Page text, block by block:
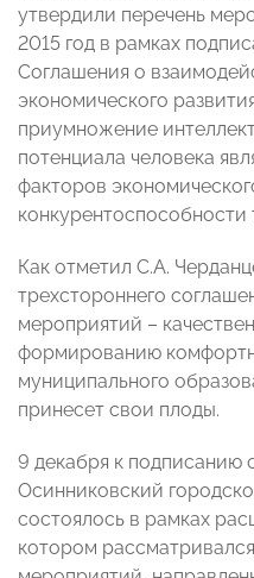
утвердили перечень
2015 год в рамках
Соглашения о
экономического
приумножение
потенциала человека
факторов
конкурентоспособности
Как отметил С.А.
трехстороннего
мероприятий –
формированию
муниципального
принесет свои плоды.
9 декабря к подписанию
Осинниковский
состоялось в рамках
котором